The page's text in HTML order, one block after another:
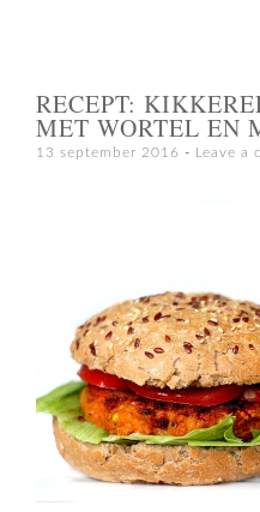
RECEPT:
MET WORTEL EN
13 september 2016 Leave a